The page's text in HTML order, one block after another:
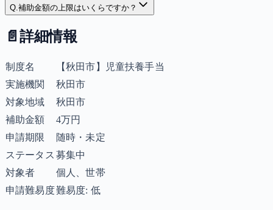
Q.補助金額の上限はいくらですか？
📄 詳細情報
制度名
【秋田市】児童扶養手当
実施機関
秋田市
対象地域
秋田市
補助金額
4万円
申請期限
随時・未定
ステータス 募集中
対象者
個人、世帯
申請難易度難易度: 低